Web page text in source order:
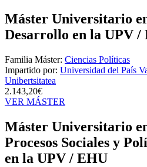
Máster Universitario
Desarrollo en la UPV /
Familia Máster: Ciencias Políticas
Impartido por: Universidad del País
Unibertsitatea
2.143,20€
VER MÁSTER
Máster Universitario
Procesos Sociales y
en la UPV / EHU